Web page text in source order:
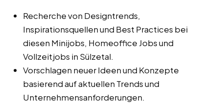
Recherche von Designtrends,
Inspirationsquellen und Best Practices bei
diesen Minijobs, Homeoffice Jobs und
Vollzeitjobs in Sülzetal.
Vorschlagen neuer Ideen und Konzepte
basierend auf aktuellen Trends und
Unternehmensanforderungen.